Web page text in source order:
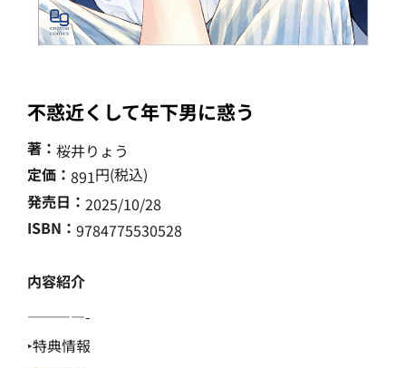
不惑近くして年下男に惑う
著： 桜井りょう
定価： 891円(税込)
発売日： 2025/10/28
ISBN： 9784775530528
内容紹介
————-
‣特典情報